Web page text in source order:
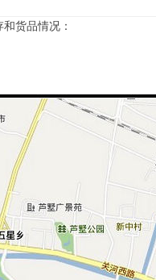
货品情况：